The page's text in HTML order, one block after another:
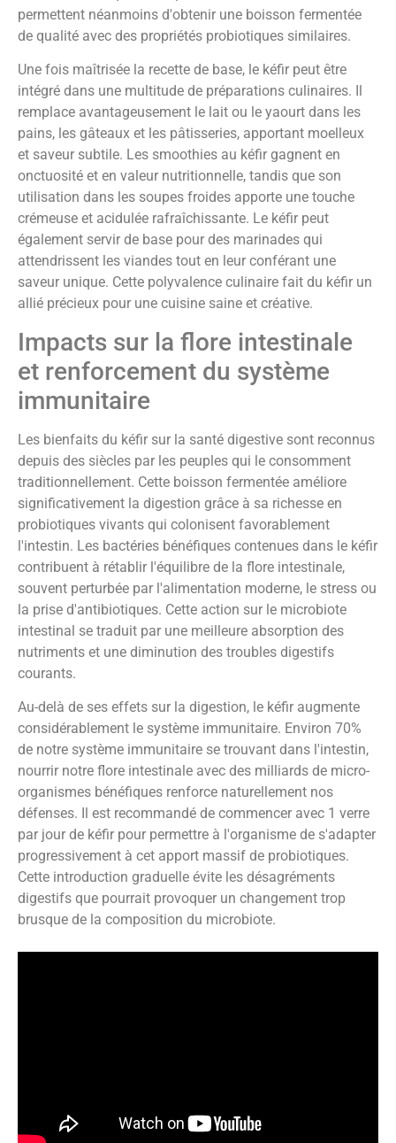
permettent néanmoins d'obtenir une boisson fermentée
de qualité avec des propriétés probiotiques similaires.
Une fois maîtrisée la recette de base, le kéfir peut être
intégré dans une multitude de préparations culinaires. Il
remplace avantageusement le lait ou le yaourt dans les
pains, les gâteaux et les pâtisseries, apportant moelleux
et saveur subtile. Les smoothies au kéfir gagnent en
onctuosité et en valeur nutritionnelle, tandis que son
utilisation dans les soupes froides apporte une touche
crémeuse et acidulée rafraîchissante. Le kéfir peut
également servir de base pour des marinades qui
attendrissent les viandes tout en leur conférant une
saveur unique. Cette polyvalence culinaire fait du kéfir un
allié précieux pour une cuisine saine et créative.
Impacts sur la flore intestinale
et renforcement du système
immunitaire
Les bienfaits du kéfir sur la santé digestive sont reconnus
depuis des siècles par les peuples qui le consomment
traditionnellement. Cette boisson fermentée améliore
significativement la digestion grâce à sa richesse en
probiotiques vivants qui colonisent favorablement
l'intestin. Les bactéries bénéfiques contenues dans le kéfir
contribuent à rétablir l'équilibre de la flore intestinale,
souvent perturbée par l'alimentation moderne, le stress ou
la prise d'antibiotiques. Cette action sur le microbiote
intestinal se traduit par une meilleure absorption des
nutriments et une diminution des troubles digestifs
courants.
Au-delà de ses effets sur la digestion, le kéfir augmente
considérablement le système immunitaire. Environ 70%
de notre système immunitaire se trouvant dans l'intestin,
nourrir notre flore intestinale avec des milliards de micro-
organismes bénéfiques renforce naturellement nos
défenses. Il est recommandé de commencer avec 1 verre
par jour de kéfir pour permettre à l'organisme de s'adapter
progressivement à cet apport massif de probiotiques.
Cette introduction graduelle évite les désagréments
digestifs que pourrait provoquer un changement trop
brusque de la composition du microbiote.